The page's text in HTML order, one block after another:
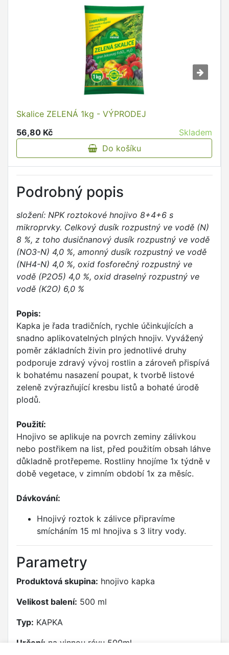
Skalice ZELENÁ 1kg - VÝPRODEJ
56,80 Kč
Skladem
Do košíku
Podrobný popis
složení: NPK roztokové hnojivo 8+4+6 s
mikroprvky. Celkový dusík rozpustný ve vodě (N)
8 %, z toho dusičnanový dusík rozpustný ve vodě
(NO3-N) 4,0 %, amonný dusík rozpustný ve vodě
(NH4-N) 4,0 %, oxid fosforečný rozpustný ve
vodě (P2O5) 4,0 %, oxid draselný rozpustný ve
vodě (K2O) 6,0 %
Popis:
Kapka je řada tradičních, rychle účinkujících a
snadno aplikovatelných plných hnojiv. Vyvážený
poměr základních živin pro jednotlivé druhy
podporuje zdravý vývoj rostlin a zároveň přispívá
k bohatému nasazení poupat, k tvorbě listové
zeleně zvýrazňující kresbu listů a bohaté úrodě
plodů.
Použití:
Hnojivo se aplikuje na povrch zeminy zálivkou
nebo postřikem na list, před použitím obsah láhve
důkladně protřepeme. Rostliny hnojíme 1x týdně v
době vegetace, v zimním období 1x za měsíc.
Dávkování:
Hnojivý roztok k zálivce připravíme
smícháním 15 ml hnojiva s 3 litry vody.
Parametry
Produktová skupina: hnojivo kapka
Velikost balení: 500 ml
Typ: KAPKA
Určení: na vinnou révu 500ml